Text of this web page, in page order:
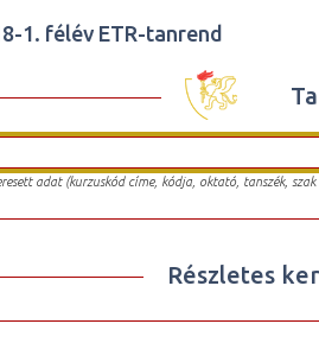
1. félév ETR-tanrend
adat (kurzuskód címe, kódja, oktató, tanszék,
Részletes